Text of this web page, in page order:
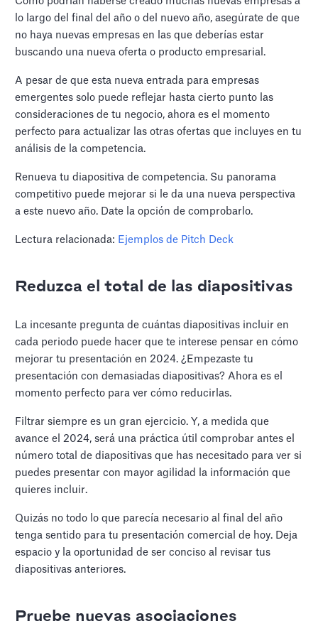
lo largo del final del año o del nuevo año, asegúrate de que
no haya nuevas empresas en las que deberías estar
buscando una nueva oferta o producto empresarial.
A pesar de que esta nueva entrada para empresas
emergentes solo puede reflejar hasta cierto punto las
consideraciones de tu negocio, ahora es el momento
perfecto para actualizar las otras ofertas que incluyes en tu
análisis de la competencia.
Renueva tu diapositiva de competencia. Su panorama
competitivo puede mejorar si le da una nueva perspectiva
a este nuevo año. Date la opción de comprobarlo.
Lectura relacionada: Ejemplos de Pitch Deck
Reduzca el total de las diapositivas
La incesante pregunta de cuántas diapositivas incluir en
cada periodo puede hacer que te interese pensar en cómo
mejorar tu presentación en 2024. ¿Empezaste tu
presentación con demasiadas diapositivas? Ahora es el
momento perfecto para ver cómo reducirlas.
Filtrar siempre es un gran ejercicio. Y, a medida que
avance el 2024, será una práctica útil comprobar antes el
número total de diapositivas que has necesitado para ver si
puedes presentar con mayor agilidad la información que
quieres incluir.
Quizás no todo lo que parecía necesario al final del año
tenga sentido para tu presentación comercial de hoy. Deja
espacio y la oportunidad de ser conciso al revisar tus
diapositivas anteriores.
Pruebe nuevas asociaciones